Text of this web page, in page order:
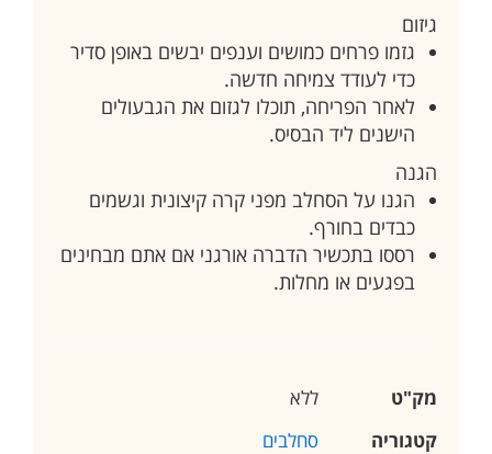
גיזום
גזמו פרחים כמושים וענפים יבשים באופן סדיר
כדי לעודד צמיחה חדשה.
לאחר הפריחה, תוכלו לגזום את הגבעולים
הישנים ליד הבסיס.
הגנה
הגנו על הסחלב מפני קרה קיצונית וגשמים
כבדים בחורף.
רססו בתכשיר הדברה אורגני אם אתם מבחינים
בפגעים או מחלות.
מק"ט
ללא
קטגוריה
סחלבים